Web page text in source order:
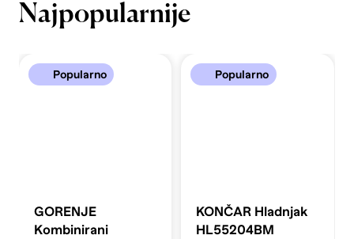
Najpopularnije
Popularno
GORENJE
Kombinirani
Popularno
KONČAR Hladnjak
HL55204BM